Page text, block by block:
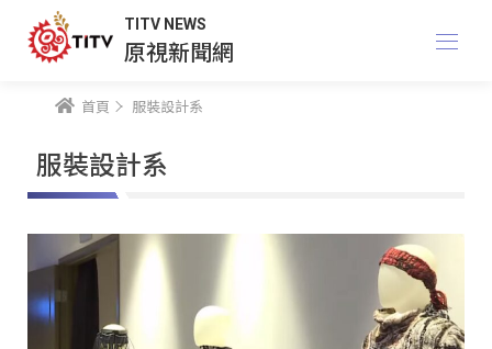
TITV NEWS
原視新聞網
首頁 服裝設計系
服裝設計系